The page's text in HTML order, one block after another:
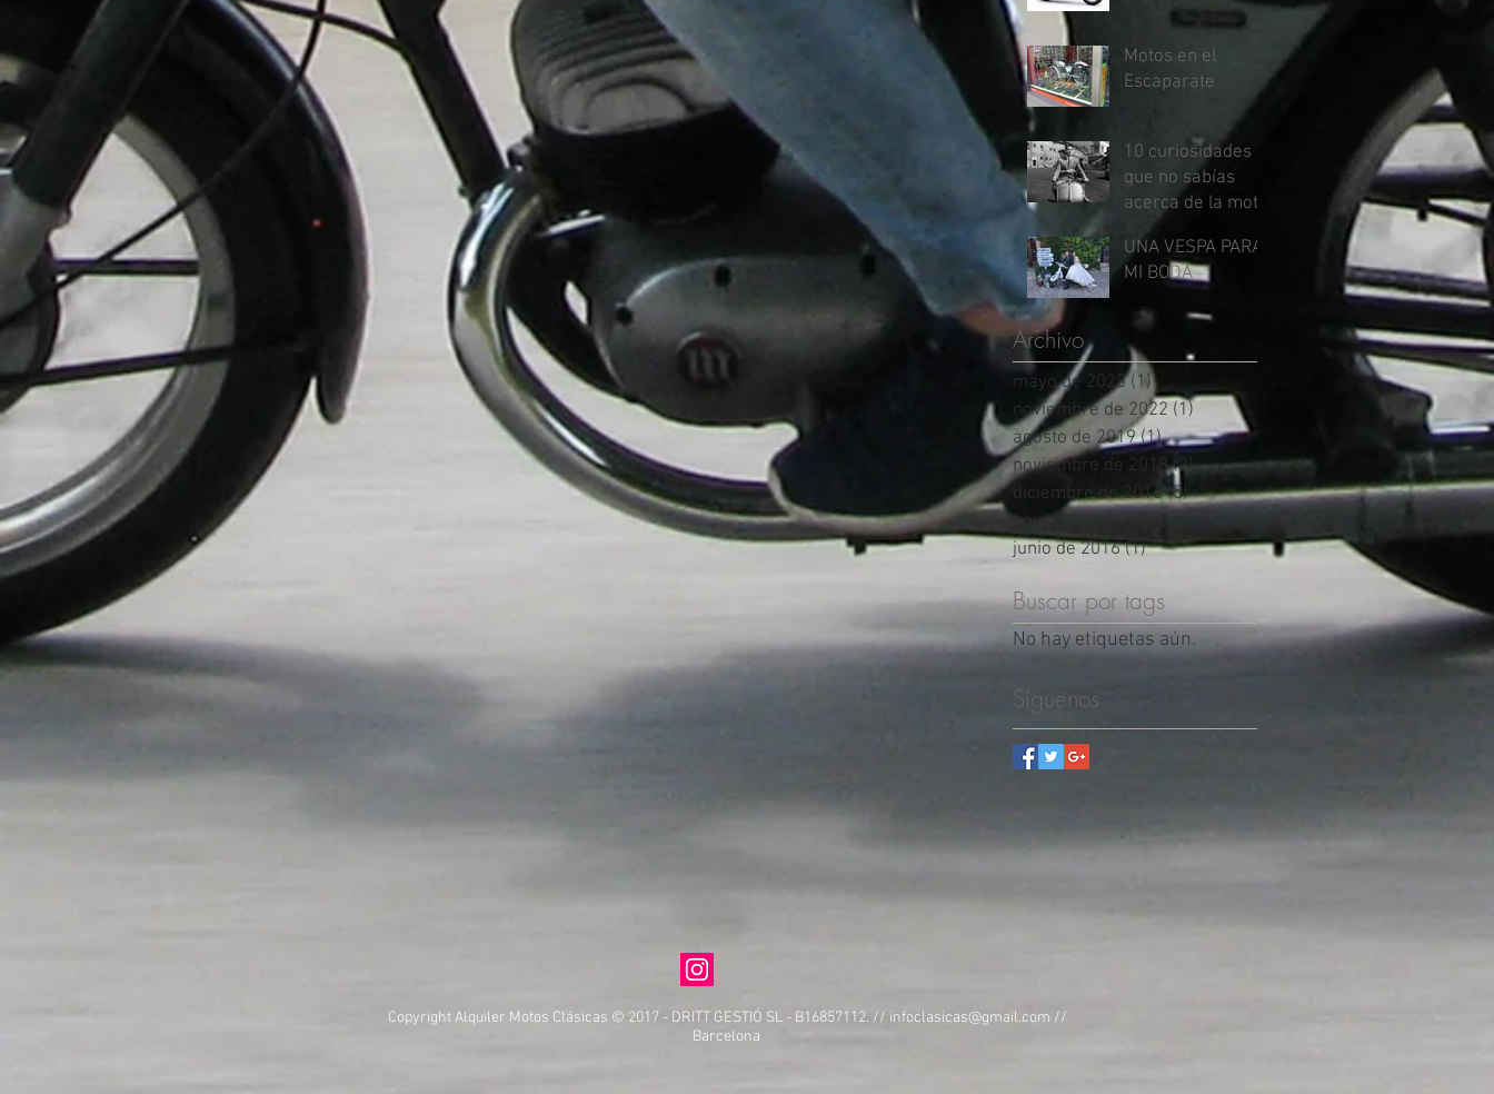
Motos en el
Escaparate
10 curiosidades
que no sabías
acerca de la moto
Vespa...
UNA VESPA PARA
MI BODA
Archivo
mayo de 2023 (1)1 entrada
noviembre de 2022 (1) 1 entrada
agosto de 2019 (1)1 entrada
noviembre de 2018 (2)2 entradas
diciembre de 2016 (5)5 entradas
noviembre de 2016
junio de 2016 (1)1 entrada
Buscar por tags
No hay etiquetas aún.
Síguenos
Copyright Alquiler Motos Clásicas © 2017 - DRITT GESTIÓ SL - B16857112. // infoclasicas@gmail.com //
Barcelona